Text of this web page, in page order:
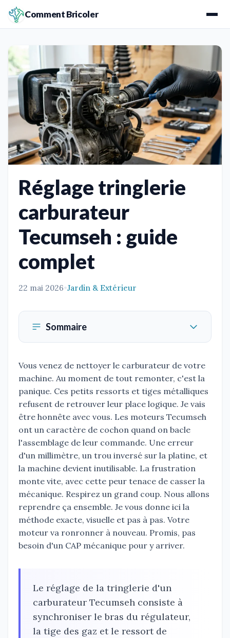
Comment Bricoler
Réglage tringlerie
carburateur
Tecumseh : guide
complet
22 mai 2026•Jardin & Extérieur
Sommaire
Vous venez de nettoyer le carburateur de votre
machine. Au moment de tout remonter, c'est la
panique. Ces petits ressorts et tiges métalliques
refusent de retrouver leur place logique. Je vais
être honnête avec vous. Les moteurs Tecumseh
ont un caractère de cochon quand on bacle
l'assemblage de leur commande. Une erreur
d'un millimètre, un trou inversé sur la platine, et
la machine devient inutilisable. La frustration
monte vite, avec cette peur tenace de casser la
mécanique. Respirez un grand coup. Nous allons
reprendre ça ensemble. Je vous donne ici la
méthode exacte, visuelle et pas à pas. Votre
moteur va ronronner à nouveau. Promis, pas
besoin d'un CAP mécanique pour y arriver.
Le réglage de la tringlerie d'un
carburateur Tecumseh consiste à
synchroniser le bras du régulateur,
la tige des gaz et le ressort de